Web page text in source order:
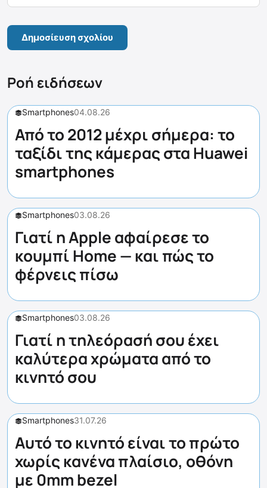
Ροή ειδήσεων
Smartphones04.08.26
Από το 2012 μέχρι σήμερα: το
ταξίδι της κάμερας στα Huawei
smartphones
Smartphones03.08.26
Γιατί η Apple αφαίρεσε το
κουμπί Home — και πώς το
φέρνεις πίσω
Smartphones03.08.26
Γιατί η τηλεόρασή σου έχει
καλύτερα χρώματα από το
κινητό σου
Smartphones31.07.26
Αυτό το κινητό είναι το πρώτο
χωρίς κανένα πλαίσιο, οθόνη
με 0mm bezel